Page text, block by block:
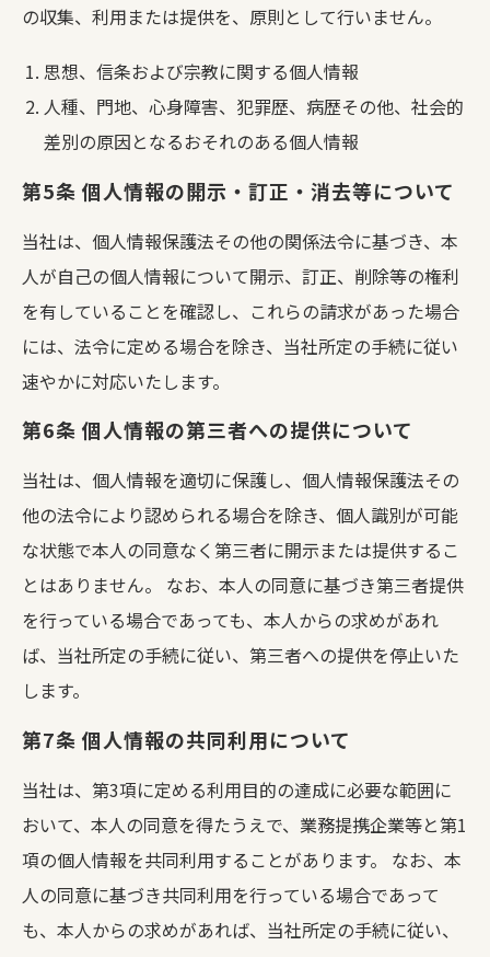
の収集、利用または提供を、原則として行いません。
思想、信条および宗教に関する個人情報
人種、門地、心身障害、犯罪歴、病歴その他、社会的
差別の原因となるおそれのある個人情報
第5条 個人情報の開示・訂正・消去等について
当社は、個人情報保護法その他の関係法令に基づき、本
人が自己の個人情報について開示、訂正、削除等の権利
を有していることを確認し、これらの請求があった場合
には、法令に定める場合を除き、当社所定の手続に従い
速やかに対応いたします。
第6条 個人情報の第三者への提供について
当社は、個人情報を適切に保護し、個人情報保護法その
他の法令により認められる場合を除き、個人識別が可能
な状態で本人の同意なく第三者に開示または提供するこ
とはありません。
なお、本人の同意に基づき第三者提供
を行っている場合であっても、本人からの求めがあれ
ば、当社所定の手続に従い、第三者への提供を停止いた
します。
第7条 個人情報の共同利用について
当社は、第3項に定める利用目的の達成に必要な範囲に
おいて、本人の同意を得たうえで、業務提携企業等と第1
項の個人情報を共同利用することがあります。
なお、本
人の同意に基づき共同利用を行っている場合であって
も、本人からの求めがあれば、当社所定の手続に従い、